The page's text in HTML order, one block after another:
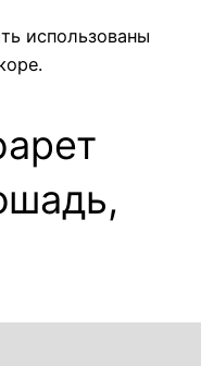
использованы